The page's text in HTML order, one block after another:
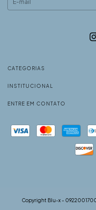
CATEGORIAS
INSTITUCIONAL
ENTRE EM CONTATO
Copyright Blu-x -